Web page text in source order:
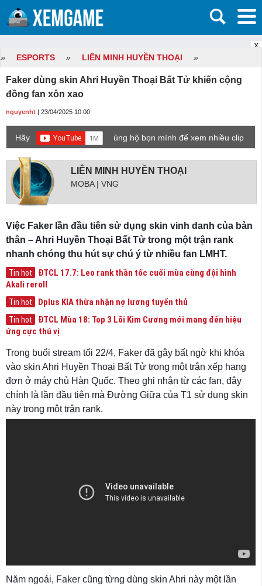
X
» ESPORTS » LIÊN MINH HUYỀN THOẠI »
Faker dùng skin Ahri Huyền Thoại Bất Tử khiến cộng
đồng fan xôn xao
nguyenht | 23/04/2025 10:00
Hãy
ủng hộ bọn mình để xem nhiều clip
LIÊN MINH HUYỀN THOẠI
MOBA | VNG
Việc Faker lần đầu tiên sử dụng skin vinh danh của bản
thân – Ahri Huyền Thoại Bất Tử trong một trận rank
nhanh chóng thu hút sự chú ý từ nhiều fan LMHT.
Tin hot
ĐTCL 17.7: Leo rank thần tốc cuối mùa cùng đội hình
Akali reroll
Tin hot Dplus KIA thừa nhận nợ lương tuyển thủ
Tin hot
ĐTCL Mùa 18: Top 3 Lõi Kim Cương mới mang đến hiệu
ứng cực thú vị
Trong buổi stream tối 22/4, Faker đã gây bất ngờ khi khóa
vào skin Ahri Huyền Thoại Bất Tử trong một trận xếp hạng
đơn ở máy chủ Hàn Quốc. Theo ghi nhận từ các fan, đây
chính là lần đầu tiên mà Đường Giữa của T1 sử dụng skin
này trong một trận rank.
Năm ngoái, Faker cũng từng dùng skin Ahri này một lần